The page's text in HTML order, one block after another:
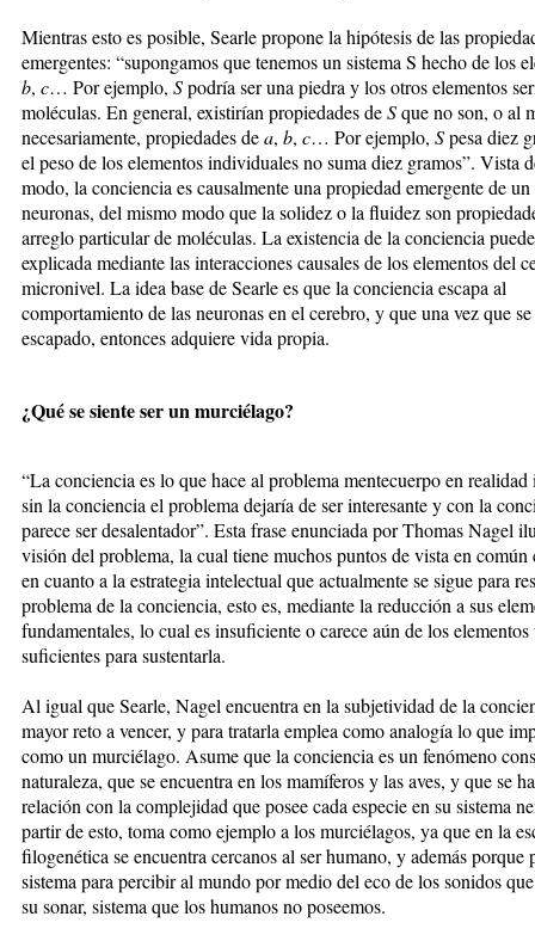
Mientras esto es posible, Searle propone la hipótesis de las
emergentes: “supongamos que tenemos un sistema S hecho de los
b, c… Por ejemplo, Spodría ser una piedra y los otros elementos
moléculas. En general, existirían propiedades deSque no son, o al
necesariamente, propiedades dea, b, c… Por ejemplo, Spesa diez
el peso de los elementos individuales no suma diez gramos”. Vista
modo, la conciencia es causalmente una propiedad emergente de un
neuronas, del mismo modo que la solidez o la fluidez son
arreglo particular de moléculas. La existencia de la conciencia
explicada mediante las interacciones causales de los elementos del
micronivel. La idea base de Searle es que la conciencia escapa al
comportamiento de las neuronas en el cerebro, y que una vez que
escapado, entonces adquiere vida propia.
¿Qué se siente ser un murciélago?
“La conciencia es lo que hace al problema mentecuerpo en realidad
sin la conciencia el problema dejaría de ser interesante y con la
parece ser desalentador”. Esta frase enunciada por Thomas Nagel
visión del problema, la cual tiene muchos puntos de vista en común
en cuanto a la estrategia intelectual que actualmente se sigue para
problema de la conciencia, esto es, mediante la reducción a sus
fundamentales, lo cual es insuficiente o carece aún de los elementos
suficientes para sustentarla.
Al igual que Searle, Nagel encuentra en la subjetividad de la
mayor reto a vencer, y para tratarla emplea como analogía lo que
como un murciélago. Asume que la conciencia es un fenómeno
naturaleza, que se encuentra en los mamíferos y las aves, y que se
relación con la complejidad que posee cada especie en su sistema
partir de esto, toma como ejemplo a los murciélagos, ya que en la
filogenética se encuentra cercanos al ser humano, y además porque
sistema para percibir al mundo por medio del eco de los sonidos
su sonar, sistema que los humanos no poseemos.